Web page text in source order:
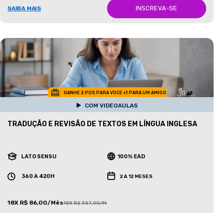
SAIBA MAIS INSCREVA-SE
GANHE 2 POS PARA VOCE +1 PARA UM AMIGO
COM VIDEOAULAS
TRADUÇÃO E REVISÃO DE TEXTOS EM LÍNGUA INGLESA
LATO SENSU 100% EAD
360 A 420H 2 A 12 MESES
18X R$ 86,00/Mês18X R$ 387,00/Mês